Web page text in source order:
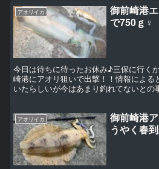
アオリイカ
御前崎港
で750ｇ♀
今日は待ちに待ったお休み♪三保に行く
崎港にアオリ狙いで出撃！！情報による
いたらしいが今はあまり釣れてないとの
アオリイカ
御前崎港
うやく春